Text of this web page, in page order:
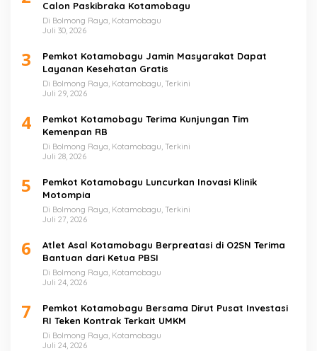
Calon Paskibraka Kotamobagu
Di Bolmong Raya, Kotamobagu
Juli 30, 2026
3
Pemkot Kotamobagu Jamin Masyarakat Dapat
Layanan Kesehatan Gratis
Di Bolmong Raya, Kotamobagu, Terkini
Juli 29, 2026
4
Pemkot Kotamobagu Terima Kunjungan Tim
Kemenpan RB
Di Bolmong Raya, Kotamobagu, Terkini
Juli 28, 2026
5
Pemkot Kotamobagu Luncurkan Inovasi Klinik
Motompia
Di Bolmong Raya, Kotamobagu, Terkini
Juli 27, 2026
6
Atlet Asal Kotamobagu Berpreatasi di O2SN Terima
Bantuan dari Ketua PBSI
Di Bolmong Raya, Kotamobagu
Juli 24, 2026
7
Pemkot Kotamobagu Bersama Dirut Pusat Investasi
RI Teken Kontrak Terkait UMKM
Di Bolmong Raya, Kotamobagu
Juli 24, 2026